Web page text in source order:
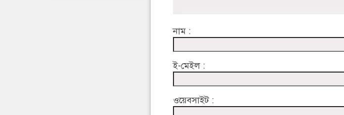
নাম :
ই-মেইল :
ওয়েবসাইট :